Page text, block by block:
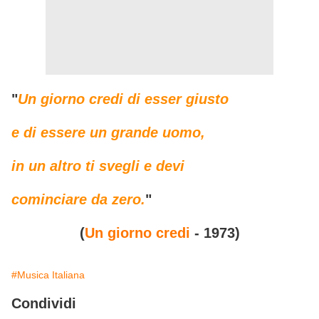
"Un giorno credi di esser giusto
e di essere un grande uomo,
in un altro ti svegli e devi
cominciare da zero."
(Un giorno credi - 1973)
#Musica Italiana
Condividi